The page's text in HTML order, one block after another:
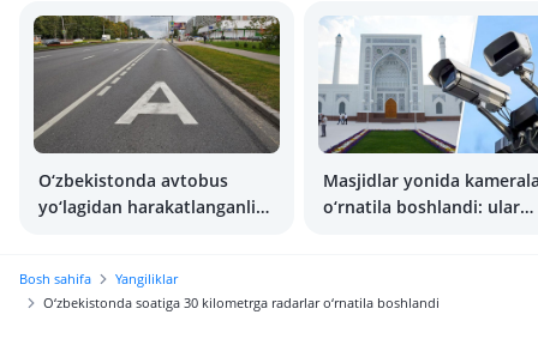
O‘zbekistonda avtobus
yo‘lagidan harakatlanganlik
Masjidlar yonida
o‘rnatila boshlandi: ular
Bosh sahifa
Yangiliklar
O‘zbekistonda soatiga 30 kilometrga radarlar o‘rnatila boshlandi